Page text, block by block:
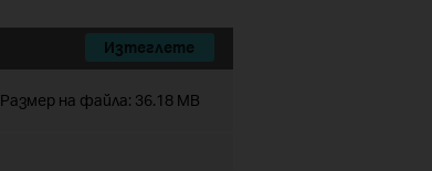
Изтеглете
Размер на файла: 36.18 MB